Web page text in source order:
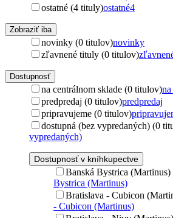
ostatné (4 tituly)ostatné4
Zobraziť iba
novinky (0 titulov)novinky
zľavnené tituly (0 titulov)
Dostupnosť
na centrálnom sklade (0 titulov)
predpredaj (0 titulov)predpredaj
pripravujeme (0 titulov)
dostupná (bez vypredaných) (0
vypredaných)
Dostupnosť v kníhkupectve
Banská Bystrica
Bystrica (Martinus)
Bratislava - Cubicon
- Cubicon (Martinus)